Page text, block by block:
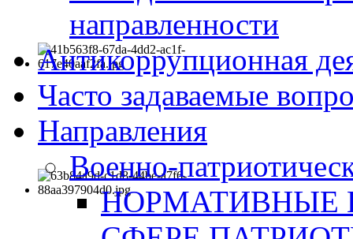
направленности
Антикоррупционная
Часто задаваемые
Направления
Военно-
НОРМАТИВНЫЕ